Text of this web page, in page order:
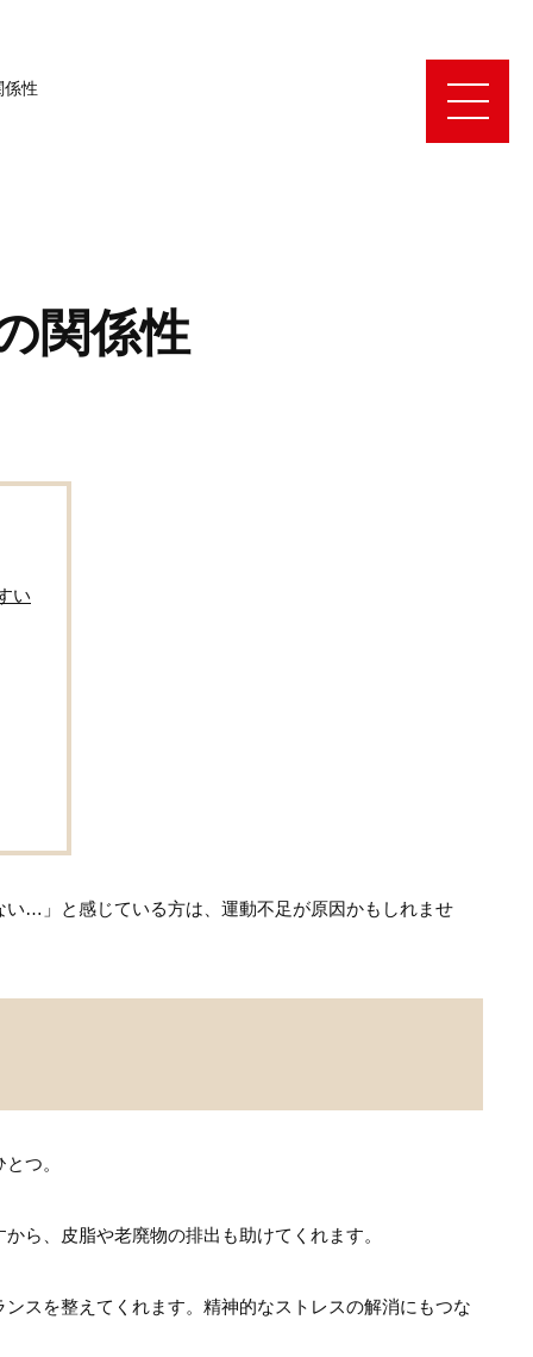
係性
関係性
い
…」と感じている方は、運動不足が原因かもしれませ
つ。
ら、皮脂や老廃物の排出も助けてくれます。
スを整えてくれます。精神的なストレスの解消にもつな